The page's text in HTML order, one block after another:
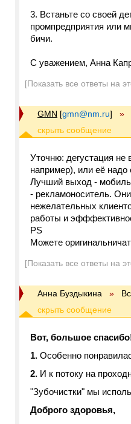
3. Встаньте со своей
промпредприятия или
бичи.
С уважением, Анна
[Показать все ответы на
GMN [gmn@nm.ru] »
Уточню: дегустация не
например), или её надо
Лучший выход -
- рекламоноситель. Они
нежелательных
работы и
PS
Можете
[Показать все ответы на
Анна Буздыкина »
Вот, большое
1. Особенно
2. И к потоку на
"Зубочистки" мы
Доброго здоровья,